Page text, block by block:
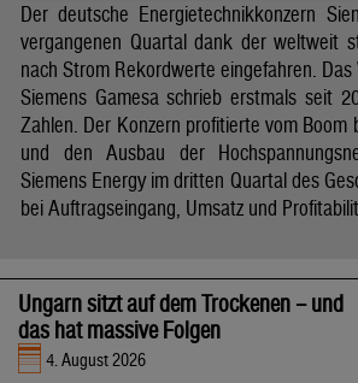
Der deutsche Energietechnikkonzern
vergangenen Quartal dank der weltweit
nach Strom Rekordwerte eingefahren.
Siemens Gamesa schrieb erstmals seit
Zahlen. Der Konzern profitierte vom Boom
und den Ausbau der
Siemens Energy im dritten Quartal des
bei Auftragseingang, Umsatz und
Ungarn sitzt auf dem Trockenen – und
das hat massive Folgen
4. August 2026